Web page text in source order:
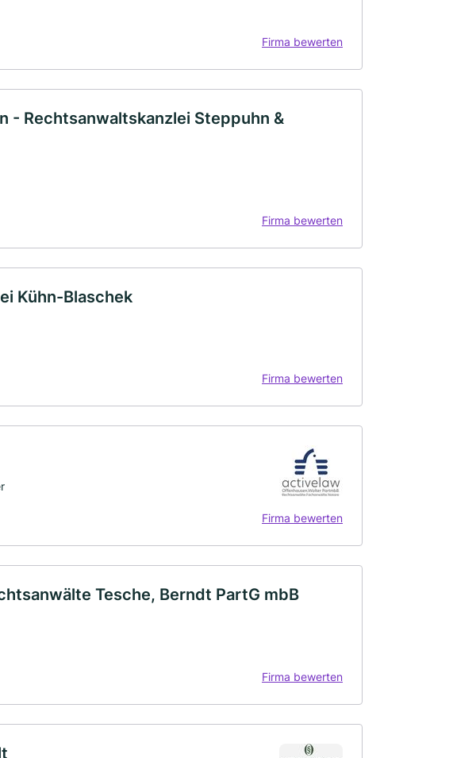
Firma bewerten
- Rechtsanwaltskanzlei Steppuhn &
Firma bewerten
Kühn-Blaschek
Firma bewerten
Firma bewerten
Tesche, Berndt PartG mbB
Firma bewerten